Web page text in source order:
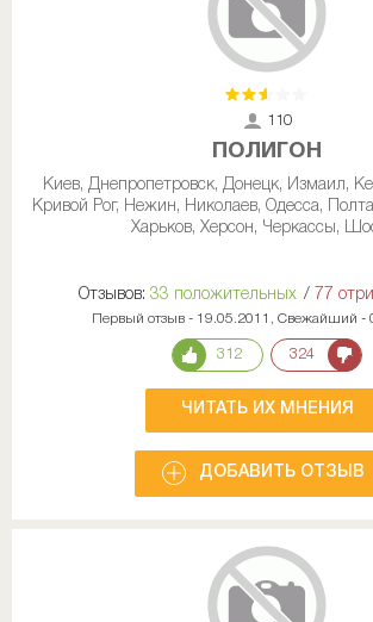
110
полигон
Киев, Днепропетровск, Донецк, Измаил,
Кривой Рог, Нежин, Николаев, Одесса,
Харьков, Херсон, Черкассы,
Отзывов: 33 положительных / 77
Первый отзыв - 19.05.2011, Свежайший -
312 324
ЧИТАТЬ ИХ МНЕНИЯ
ДОБАВИТЬ ОТЗЫВ